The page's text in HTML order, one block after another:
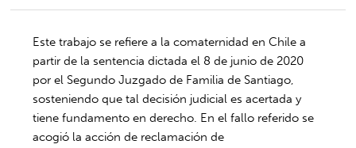
Este trabajo se refiere a la comaternidad en Chile a
partir de la sentencia dictada el 8 de junio de 2020
por el Segundo Juzgado de Familia de Santiago,
sosteniendo que tal decisión judicial es acertada y
tiene fundamento en derecho. En el fallo referido se
acogió la acción de reclamación de